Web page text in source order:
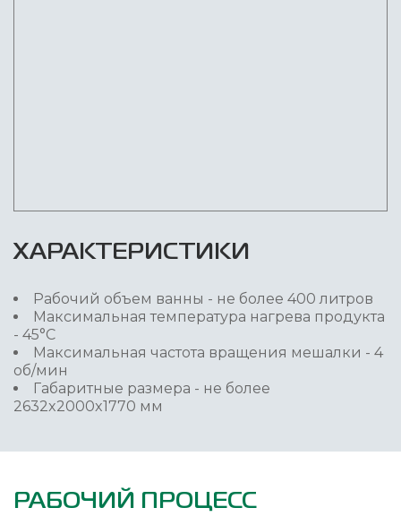
ХАРАКТЕРИСТИКИ
Рабочий объем ванны - не более 400 литров
Максимальная температура нагрева продукта
- 45°C
Максимальная частота вращения мешалки - 4
об/мин
Габаритные размера - не более
2632x2000x1770 мм
РАБОЧИЙ ПРОЦЕСС